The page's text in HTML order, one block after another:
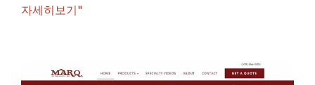
자세히보기"